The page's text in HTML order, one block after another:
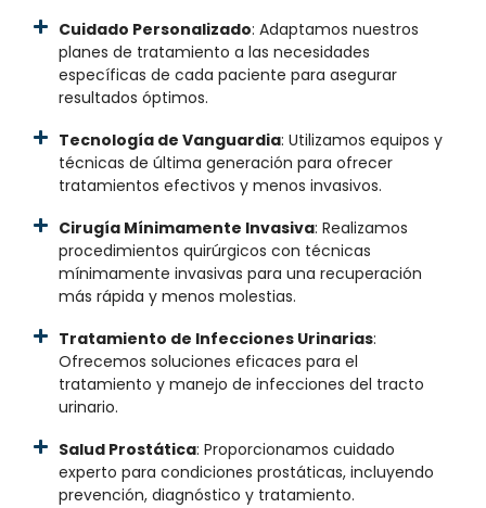
Cuidado Personalizado: Adaptamos nuestros
planes de tratamiento a las necesidades
específicas de cada paciente para asegurar
resultados óptimos.
Tecnología de Vanguardia: Utilizamos equipos y
técnicas de última generación para ofrecer
tratamientos efectivos y menos invasivos.
Cirugía Mínimamente Invasiva: Realizamos
procedimientos quirúrgicos con técnicas
mínimamente invasivas para una recuperación
más rápida y menos molestias.
Tratamiento de Infecciones Urinarias:
Ofrecemos soluciones eficaces para el
tratamiento y manejo de infecciones del tracto
urinario.
Salud Prostática: Proporcionamos cuidado
experto para condiciones prostáticas, incluyendo
prevención, diagnóstico y tratamiento.